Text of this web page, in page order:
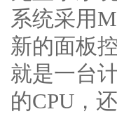
系统采用
新的面板
就是一台
的CPU，